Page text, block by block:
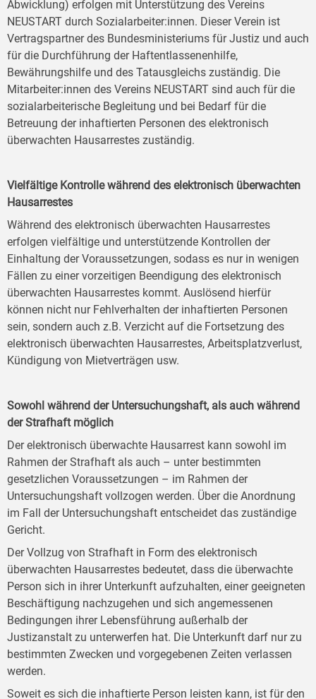
Abwicklung) erfolgen mit Unterstützung des Vereins
NEUSTART durch Sozialarbeiter:innen. Dieser Verein ist
Vertragspartner des Bundesministeriums für Justiz und auch
für die Durchführung der Haftentlassenenhilfe,
Bewährungshilfe und des Tatausgleichs zuständig. Die
Mitarbeiter:innen des Vereins NEUSTART sind auch für die
sozialarbeiterische Begleitung und bei Bedarf für die
Betreuung der inhaftierten Personen des elektronisch
überwachten Hausarrestes zuständig.
Vielfältige Kontrolle während des elektronisch überwachten
Hausarrestes
Während des elektronisch überwachten Hausarrestes
erfolgen vielfältige und unterstützende Kontrollen der
Einhaltung der Voraussetzungen, sodass es nur in wenigen
Fällen zu einer vorzeitigen Beendigung des elektronisch
überwachten Hausarrestes kommt. Auslösend hierfür
können nicht nur Fehlverhalten der inhaftierten Personen
sein, sondern auch z.B. Verzicht auf die Fortsetzung des
elektronisch überwachten Hausarrestes, Arbeitsplatzverlust,
Kündigung von Mietverträgen usw.
Sowohl während der Untersuchungshaft, als auch während
der Strafhaft möglich
Der elektronisch überwachte Hausarrest kann sowohl im
Rahmen der Strafhaft als auch – unter bestimmten
gesetzlichen Voraussetzungen – im Rahmen der
Untersuchungshaft vollzogen werden. Über die Anordnung
im Fall der Untersuchungshaft entscheidet das zuständige
Gericht.
Der Vollzug von Strafhaft in Form des elektronisch
überwachten Hausarrestes bedeutet, dass die überwachte
Person sich in ihrer Unterkunft aufzuhalten, einer geeigneten
Beschäftigung nachzugehen und sich angemessenen
Bedingungen ihrer Lebensführung außerhalb der
Justizanstalt zu unterwerfen hat. Die Unterkunft darf nur zu
bestimmten Zwecken und vorgegebenen Zeiten verlassen
werden.
Soweit es sich die inhaftierte Person leisten kann, ist für den